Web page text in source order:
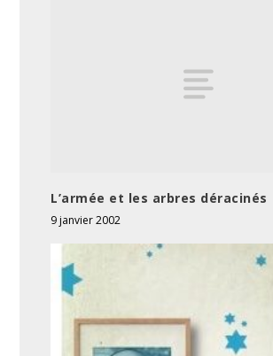
L’armée et les arbres déracinés
9 janvier 2002